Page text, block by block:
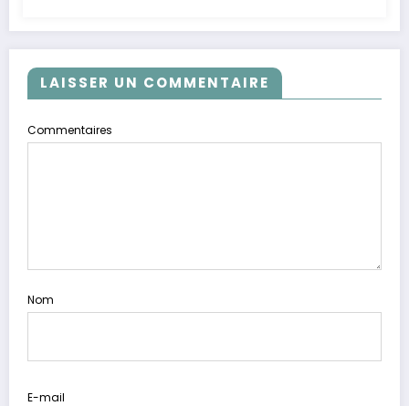
LAISSER UN COMMENTAIRE
Commentaires
Nom
E-mail